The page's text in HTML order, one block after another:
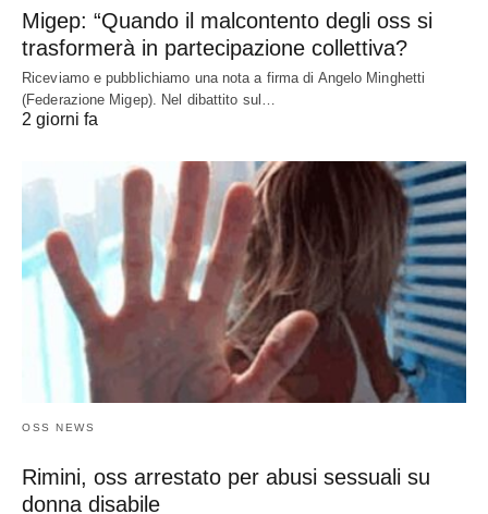
Migep: “Quando il malcontento degli oss si
trasformerà in partecipazione collettiva?
Riceviamo e pubblichiamo una nota a firma di Angelo Minghetti
(Federazione Migep). Nel dibattito sul…
2 giorni fa
OSS NEWS
Rimini, oss arrestato per abusi sessuali su
donna disabile